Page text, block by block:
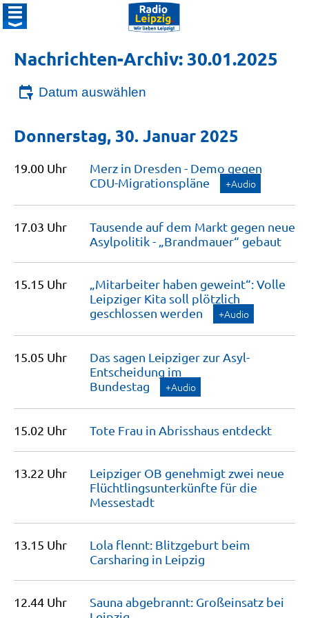
Nachrichten-Archiv: 30.01.2025
Datum auswählen
Donnerstag, 30. Januar 2025
19.00 Uhr
Merz in Dresden - Demo gegen
CDU-Migrationspläne
+Audio
17.03 Uhr
Tausende auf dem Markt gegen neue
Asylpolitik - „Brandmauer“ gebaut
15.15 Uhr
„Mitarbeiter haben geweint“: Volle
Leipziger Kita soll plötzlich
geschlossen werden +Audio
15.05 Uhr
Das sagen Leipziger zur Asyl-
Entscheidung im
Bundestag
+Audio
15.02 Uhr Tote Frau in Abrisshaus entdeckt
13.22 Uhr
Leipziger OB genehmigt zwei neue
Flüchtlingsunterkünfte für die
Messestadt
13.15 Uhr
Lola flennt: Blitzgeburt beim
Carsharing in Leipzig
12.44 Uhr
Sauna abgebrannt: Großeinsatz bei